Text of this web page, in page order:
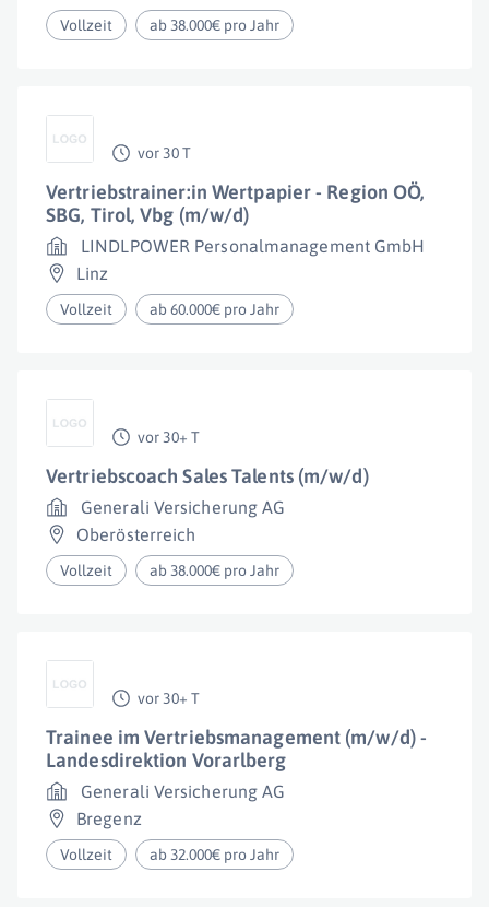
Vollzeit ab 38.000€ pro Jahr
vor 30 T
Vertriebstrainer:in Wertpapier - Region OÖ,
SBG, Tirol, Vbg (m/w/d)
LINDLPOWER Personalmanagement GmbH
Linz
Vollzeit ab 60.000€ pro Jahr
vor 30+ T
Vertriebscoach Sales Talents (m/w/d)
Generali Versicherung AG
Oberösterreich
Vollzeit ab 38.000€ pro Jahr
vor 30+ T
Trainee im Vertriebsmanagement (m/w/d) -
Landesdirektion Vorarlberg
Generali Versicherung AG
Bregenz
Vollzeit ab 32.000€ pro Jahr